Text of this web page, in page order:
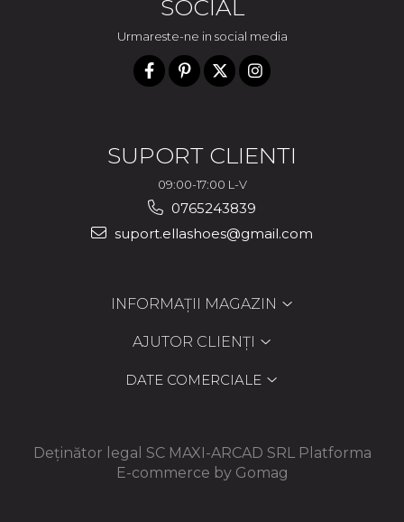
SOCIAL
Urmareste-ne in social media
SUPORT CLIENTI
09:00-17:00 L-V
0765243839
suport.ellashoes@gmail.com
INFORMAȚII MAGAZIN
AJUTOR CLIENȚI
DATE COMERCIALE
Deținător legal SC MAXI-ARCAD SRL
Platforma
E-commerce by Gomag